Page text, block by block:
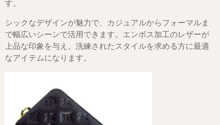
す。
シックなデザインが魅力で、カジュアルからフォーマルま
で幅広いシーンで活用できます。エンボス加工のレザーが
上品な印象を与え、洗練されたスタイルを求める方に最適
なアイテムになります。